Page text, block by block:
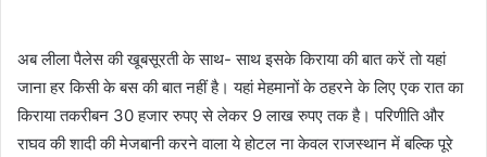
अब लीला पैलेस की खूबसूरती के साथ- साथ इसके किराया की बात करें ताे यहां
जाना हर किसी के बस की बात नहीं है। यहां मेहमानों के ठहरने के लिए एक रात का
किराया तकरीबन 30 हजार रुपए से लेकर 9 लाख रुपए तक है। परिणीति और
राघव की शादी की मेजबानी करने वाला ये होटल ना केवल राजस्थान में बल्कि पूरे